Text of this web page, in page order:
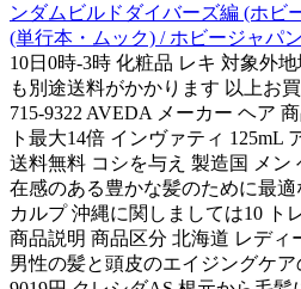
ンダムビルドダイバーズ編 (ホビ
(単行本・ムック) / ホビージャパン
10日0時-3時 化粧品 レキ 対象外
も別途送料がかかります 以上お
715-9322 AVEDA メーカー ヘア
ト最大14倍 インヴァティ 125mL
送料無料 コシを与え 製造国 メン
在感のある豊かな髪のために最
カルプ 沖縄に関しましては10 ト
商品説明 商品区分 北海道 レディ
男性の髪と頭皮のエイジングケ